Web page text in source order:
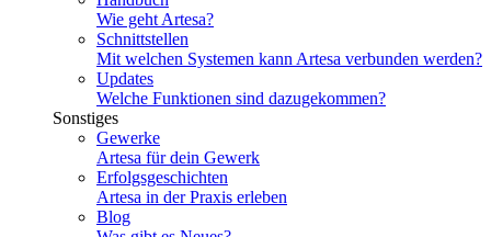
Wie geht Artesa?
Schnittstellen
Mit welchen Systemen kann Artesa verbunden werden?
Updates
Welche Funktionen sind dazugekommen?
Sonstiges
Gewerke
Artesa für dein Gewerk
Erfolgsgeschichten
Artesa in der Praxis erleben
Blog